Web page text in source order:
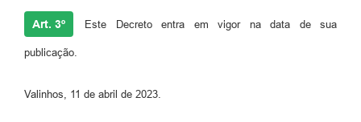
Art. 3º Este Decreto entra em vigor na data de sua
publicação.
Valinhos, 11 de abril de 2023.